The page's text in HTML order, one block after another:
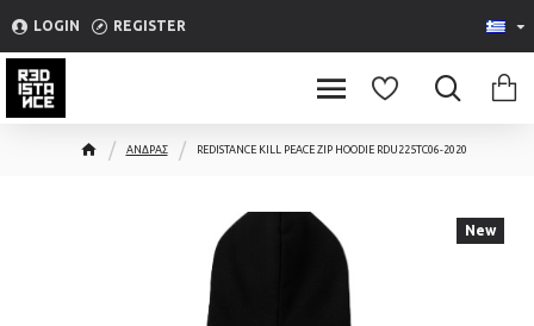
Please
This
website
LOGIN REGISTER
ΑΝΔΡΑΣ REDISTANCE KILL PEACE ZIP HOODIE RDU225TC06-2020
New